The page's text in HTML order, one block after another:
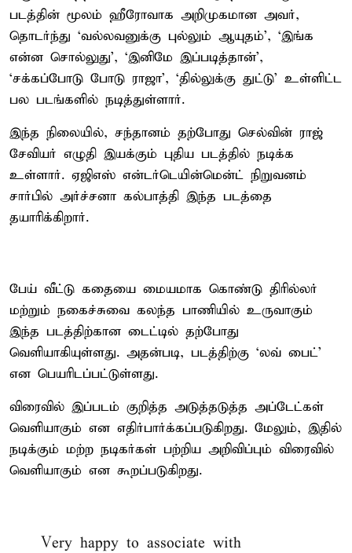
படத்தின் மூலம் ஹீரோவாக அறிமுகமான அவர்,
தொடர்ந்து ‘வல்லவனுக்கு புல்லும் ஆயுதம்’, ‘இங்க
என்ன சொல்லுது’, ‘இனிமே இப்படித்தான்’,
‘சக்கப்போடு போடு ராஜா’, ‘தில்லுக்கு துட்டு’ உள்ளிட்ட
பல படங்களில் நடித்துள்ளார்.
இந்த நிலையில், சந்தானம் தற்போது செல்வின் ராஜ்
சேவியர் எழுதி இயக்கும் புதிய படத்தில் நடிக்க
உள்ளார். ஏஜிஎஸ் என்டர்டெயின்மென்ட் நிறுவனம்
சார்பில் அர்ச்சனா கல்பாத்தி இந்த படத்தை
தயாரிக்கிறார்.
பேய் வீட்டு கதையை மையமாக கொண்டு திரில்லர்
மற்றும் நகைச்சுவை கலந்த பாணியில் உருவாகும்
இந்த படத்திற்கான டைட்டில் தற்போது
வெளியாகியுள்ளது. அதன்படி, படத்திற்கு ‘லவ் பைட்’
என பெயரிடப்பட்டுள்ளது.
விரைவில் இப்படம் குறித்த அடுத்தடுத்த அப்டேட்கள்
வெளியாகும் என எதிர்பார்க்கப்படுகிறது. மேலும், இதில்
நடிக்கும் மற்ற நடிகர்கள் பற்றிய அறிவிப்பும் விரைவில்
வெளியாகும் என கூறப்படுகிறது.
Very happy to associate with